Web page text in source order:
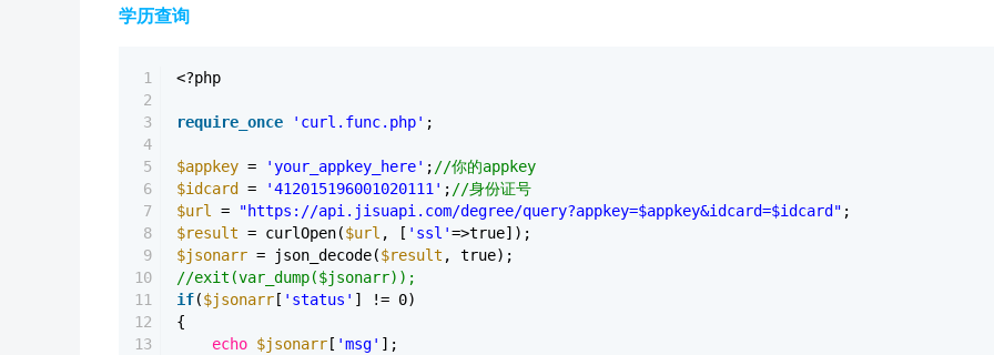
学历查询
1
2
3
4
5
6
7
8
9
10
11
12
13
<?php
require_once 'curl.func.php' ;
$appkey = 'your_appkey_here' ; //你的appkey
$idcard
= '412015196001020111' ; //身份证号
$url
= "https://api.jisuapi.com/degree/query?appkey=$appkey&idcard=$idcard" ;
$result = curlOpen($url , [ 'ssl'=>true]);
$jsonarr = json_decode($result , true);
//exit(var_dump($jsonarr));
if($jsonarr [ 'status' ] != 0)
{
echo $jsonarr [ 'msg' ];